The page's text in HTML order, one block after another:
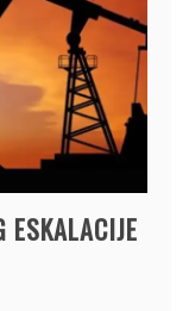
ESKALACIJE